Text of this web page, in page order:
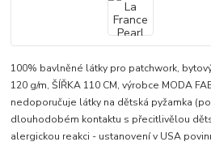
100% bavlněné látky pro patchwork,
120 g/m, ŠÍŘKA 110 CM, výrobce MODA
nedoporučuje látky na dětská pyžamka
dlouhodobém kontaktu s přecitlivělou
alergickou reakci - ustanovení v USA